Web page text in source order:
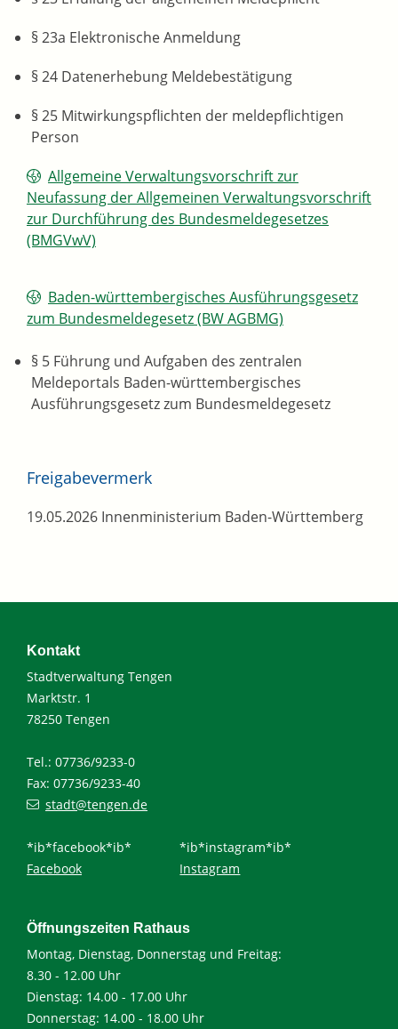
§ 23a Elektronische Anmeldung
§ 24 Datenerhebung Meldebestätigung
§ 25 Mitwirkungspflichten der meldepflichtigen
Person
Allgemeine Verwaltungsvorschrift zur
Neufassung der Allgemeinen Verwaltungsvorschrift
zur Durchführung des Bundesmeldegesetzes
(BMGVwV)
Baden-württembergisches Ausführungsgesetz
zum Bundesmeldegesetz(BW AGBMG)
§ 5 Führung und Aufgaben des zentralen
Meldeportals Baden-württembergisches
Ausführungsgesetz zum Bundesmeldegesetz
Freigabevermerk
19.05.2026 Innenministerium Baden-Württemberg
Kontakt
Stadtverwaltung Tengen
Marktstr. 1
78250 Tengen
Tel.: 07736/9233-0
Fax: 07736/9233-40
stadt@tengen.de
*ib*facebook*ib*
Facebook
*ib*instagram*ib*
Instagram
Öffnungszeiten Rathaus
Montag, Dienstag, Donnerstag und Freitag:
8.30 - 12.00 Uhr
Dienstag: 14.00 - 17.00 Uhr
Donnerstag: 14.00 - 18.00 Uhr